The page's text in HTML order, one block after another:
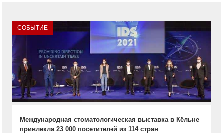
СОБЫТИЕ
Международная стоматологическая выставка в Кёльне
привлекла 23 000 посетителей из 114 стран